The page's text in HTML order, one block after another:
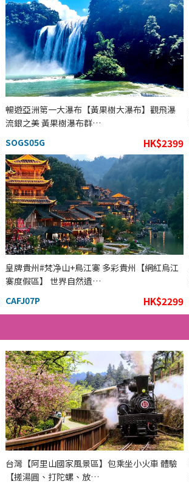
暢遊亞洲第一大瀑布【黃果樹大瀑布】觀飛瀑
流銀之美 黃果樹瀑布群…
SOGS05G
HK$2399
皇牌貴州#梵净山+鳥江寨 多彩貴州【網紅烏江
寨度假區】 世界自然遺…
CAFJ07P
HK$2299
台灣【阿里山國家風景區】包乘坐小火車 體驗
【搓湯圓、打陀螺、放…